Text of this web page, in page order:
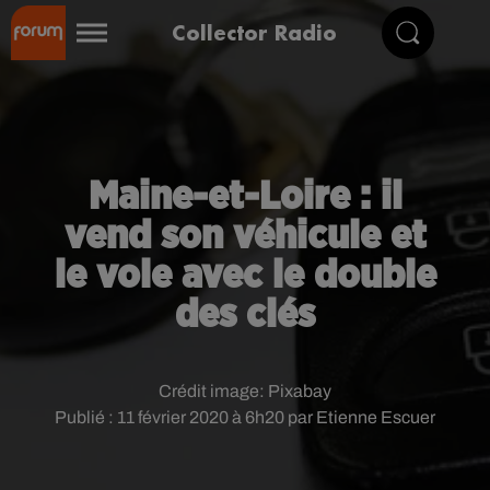
Collector Radio
Maine-et-Loire : il
vend son véhicule et
le vole avec le double
des clés
Publié : 11 février 2020 à 6h20 par Etienne Escuer
Crédit image: Pixabay